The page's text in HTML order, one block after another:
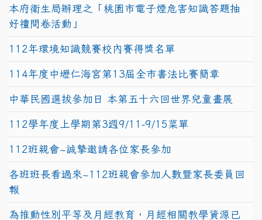
本府衛生局辦理之「桃園市電子煙危害知識答題抽
好禮問卷活動」
112年環境知識競賽校內賽得獎名單
114年度中壢仁海宮第13屆全市書法比賽簡章
中華民國選拔參加日 本第五十六回世界兒童畫展
112學年度上學期第3週9/11-9/15菜單
112班親會~誠摯邀請各位家長參加
各班班長看過來~112班親會參加人數暨家長委員回
報
為推動性別平等及月經教育，月經相關教學資源已